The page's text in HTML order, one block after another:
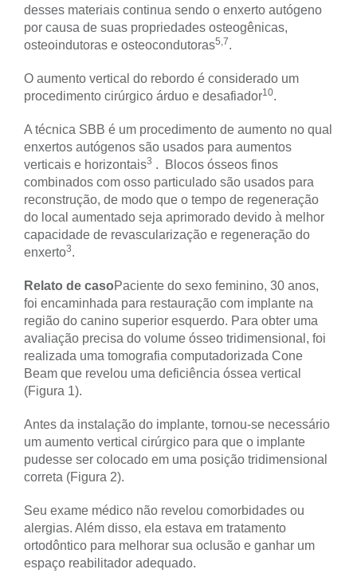
desses materiais continua sendo o enxerto autógeno
por causa de suas propriedades osteogênicas,
osteoindutoras e osteocondutoras5,7.
O aumento vertical do rebordo é considerado um
procedimento cirúrgico árduo e desafiador10.
A técnica SBB é um procedimento de aumento no qual
enxertos autógenos são usados para aumentos
verticais e horizontais3 . Blocos ósseos finos
combinados com osso particulado são usados para
reconstrução, de modo que o tempo de regeneração
do local aumentado seja aprimorado devido à melhor
capacidade de revascularização e regeneração do
enxerto3.
Relato de casoPaciente do sexo feminino, 30 anos,
foi encaminhada para restauração com implante na
região do canino superior esquerdo. Para obter uma
avaliação precisa do volume ósseo tridimensional, foi
realizada uma tomografia computadorizada Cone
Beam que revelou uma deficiência óssea vertical
(Figura 1).
Antes da instalação do implante, tornou-se necessário
um aumento vertical cirúrgico para que o implante
pudesse ser colocado em uma posição tridimensional
correta (Figura 2).
Seu exame médico não revelou comorbidades ou
alergias. Além disso, ela estava em tratamento
ortodôntico para melhorar sua oclusão e ganhar um
espaço reabilitador adequado.